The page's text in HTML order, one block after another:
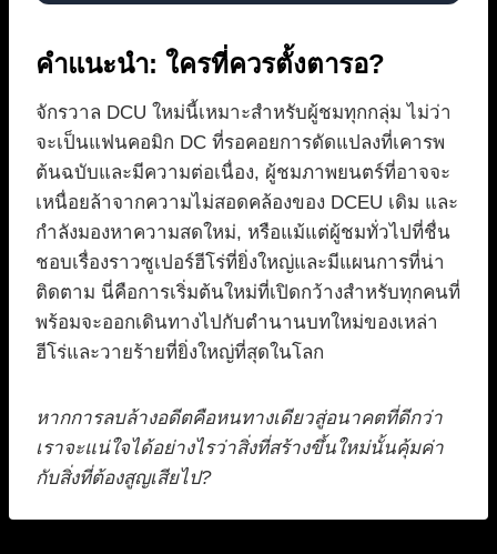
คำแนะนำ: ใครที่ควรตั้งตารอ?
จักรวาล DCU ใหม่นี้เหมาะสำหรับผู้ชมทุกกลุ่ม ไม่ว่า
จะเป็นแฟนคอมิก DC ที่รอคอยการดัดแปลงที่เคารพ
ต้นฉบับและมีความต่อเนื่อง, ผู้ชมภาพยนตร์ที่อาจจะ
เหนื่อยล้าจากความไม่สอดคล้องของ DCEU เดิม และ
กำลังมองหาความสดใหม่, หรือแม้แต่ผู้ชมทั่วไปที่ชื่น
ชอบเรื่องราวซูเปอร์ฮีโร่ที่ยิ่งใหญ่และมีแผนการที่น่า
ติดตาม นี่คือการเริ่มต้นใหม่ที่เปิดกว้างสำหรับทุกคนที่
พร้อมจะออกเดินทางไปกับตำนานบทใหม่ของเหล่า
ฮีโร่และวายร้ายที่ยิ่งใหญ่ที่สุดในโลก
หากการลบล้างอดีตคือหนทางเดียวสู่อนาคตที่ดีกว่า
เราจะแน่ใจได้อย่างไรว่าสิ่งที่สร้างขึ้นใหม่นั้นคุ้มค่า
กับสิ่งที่ต้องสูญเสียไป?